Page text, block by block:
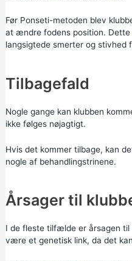
Før Ponseti-metoden blev
at ændre fodens position.
langsigtede smerter og stivhed
Tilbagefald
Nogle gange kan klubben
ikke følges nøjagtigt.
Hvis det kommer tilbage, kan
nogle af behandlingstrinene.
Årsager til
I de fleste tilfælde er årsagen til
være et genetisk link, da det